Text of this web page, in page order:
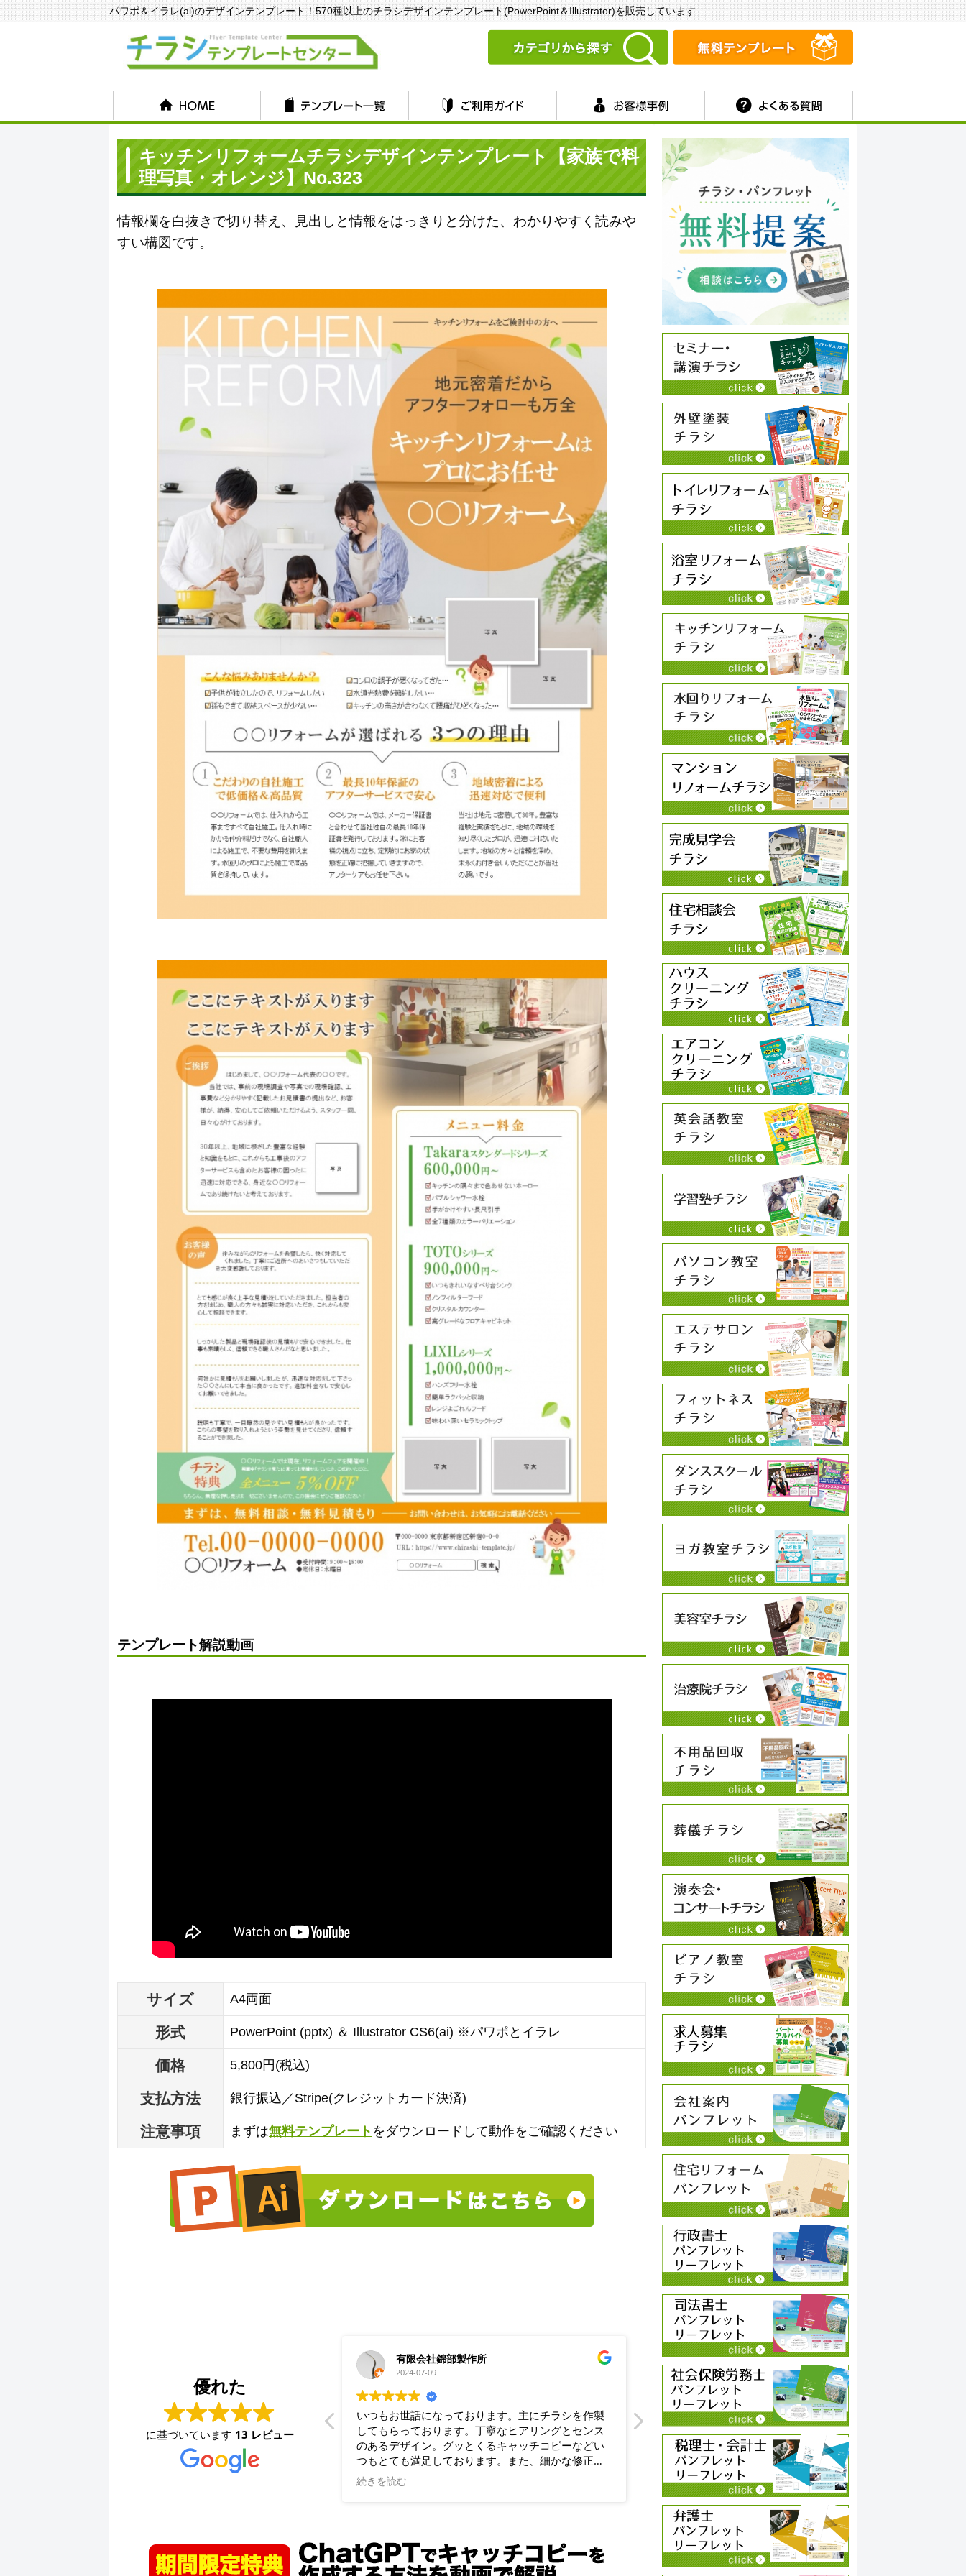
パワポ＆イラレ(ai)のデザインテンプレート！570種以上のチラシデザインテンプレート(PowerPoint＆Illustrator)を販売しています
キッチンリフォームチラシデザインテンプレート【家族で料
理写真・オレンジ】No.323
情報欄を白抜きで切り替え、見出しと情報をはっきりと分けた、わかりやすく読みや
すい構図です。
テンプレート解説動画
サイズ A4両面
形式 PowerPoint (pptx) ＆ Illustrator CS6(ai) ※パワポとイラレ
価格 5,800円(税込)
支払方法 銀行振込／Stripe(クレジットカード決済)
注意事項 まずは無料テンプレート をダウンロードして動作をご確認ください
優れた
に基づいています 13 レビュー
少し前から問い合わせ用のメールアドレスが使えな
くなり、困っていました。久々に連絡を取りました
が、素早く対応して頂きました。ありがとうござい
有限会社錦部製作所
2024-07-09
いつもお世話になっております。主にチラシを作製
してもらっております。丁寧なヒアリングとセンス
のあるデザイン。グッとくるキャッチコピーなどい
つもとても満足しております。また、細かな修正に
も素早く対応していただき、助かっております。
続きを読む
永井史夫
2024-01-28
お願いして本当に良かった！！相談したらこちらで
は思いつかないような構成でインパクトのあるリー
フレットを作ってくださいました！！素晴らしいの
一言につきます！！今後も何かの時にお願いしたい
と思います！！大満足です。ありがとうございま
す！！
続きを読む